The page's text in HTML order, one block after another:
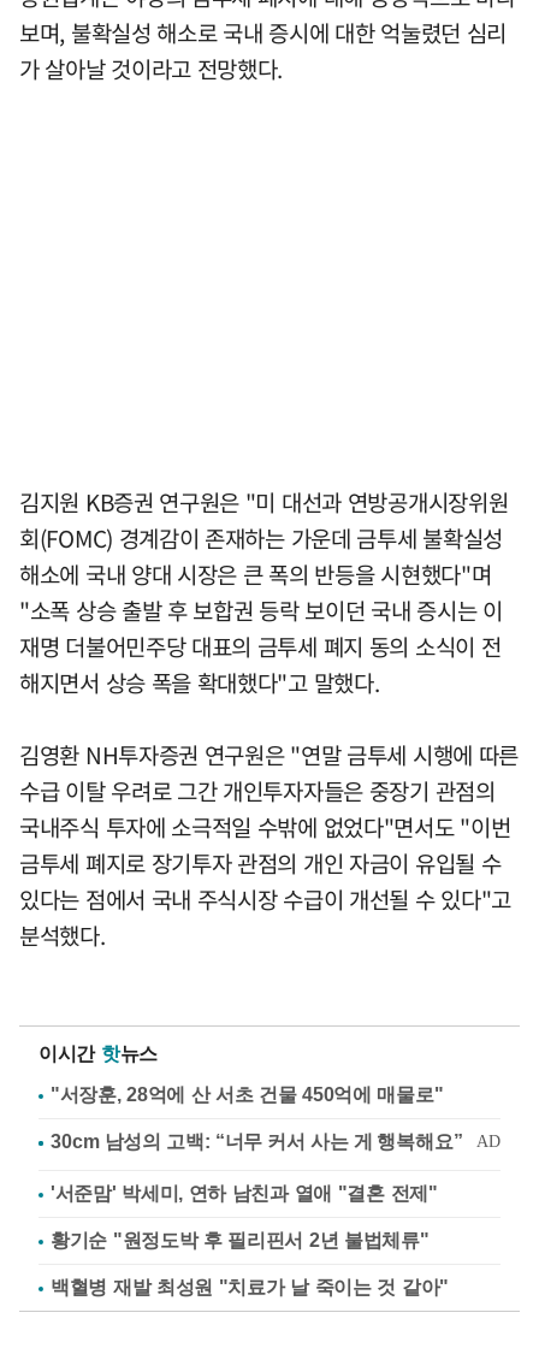
보며, 불확실성 해소로 국내 증시에 대한 억눌렸던 심리
가 살아날 것이라고 전망했다.
김지원 KB증권 연구원은 "미 대선과 연방공개시장위원
회(FOMC) 경계감이 존재하는 가운데 금투세 불확실성
해소에 국내 양대 시장은 큰 폭의 반등을 시현했다"며
"소폭 상승 출발 후 보합권 등락 보이던 국내 증시는 이
재명 더불어민주당 대표의 금투세 폐지 동의 소식이 전
해지면서 상승 폭을 확대했다"고 말했다.
김영환 NH투자증권 연구원은 "연말 금투세 시행에 따른
수급 이탈 우려로 그간 개인투자자들은 중장기 관점의
국내주식 투자에 소극적일 수밖에 없었다"면서도 "이번
금투세 폐지로 장기투자 관점의 개인 자금이 유입될 수
있다는 점에서 국내 주식시장 수급이 개선될 수 있다"고
분석했다.
이시간 핫뉴스
"서장훈, 28억에 산 서초 건물 450억에 매물로"
'서준맘' 박세미, 연하 남친과 열애 "결혼 전제"
황기순 "원정도박 후 필리핀서 2년 불법체류"
백혈병 재발 최성원 "치료가 날 죽이는 것 같아"